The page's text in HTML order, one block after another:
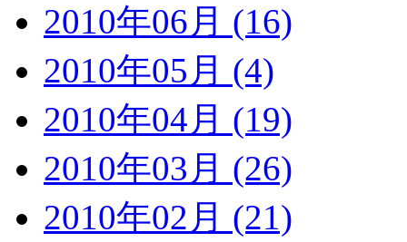
2010年06月 (16)
2010年05月 (4)
2010年04月 (19)
2010年03月 (26)
2010年02月 (21)